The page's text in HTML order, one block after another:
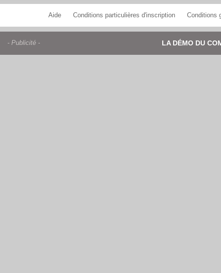
Aide Conditions particulières d'inscription Conditions
LA DÉMO DU
- Publicité -